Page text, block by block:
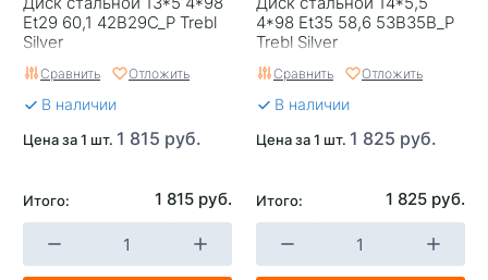
Et29 60,1 42B29C_P Trebl
Silver
Сравнить Отложить
В наличии
Цена за 1 шт. 1 815 руб.
Итого: 1 815 руб.
4*98 Et35 58,6 53B35B_P
Trebl Silver
Сравнить Отложить
В наличии
Цена за 1 шт. 1 825 руб.
Итого: 1 825 руб.